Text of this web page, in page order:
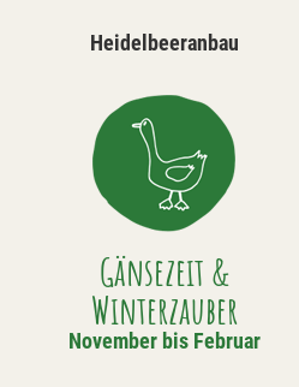
Heidelbeeranbau
Gänsezeit &
Winterzauber
November bis Februar